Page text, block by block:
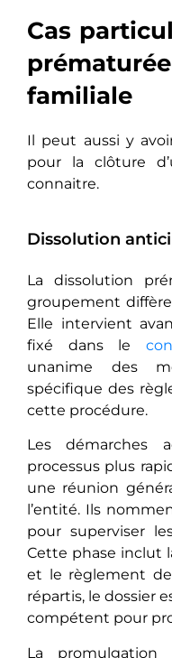
Cas
familiale
Il peut aussi y
pour la clôture
connaitre.
Dissolution
La dissolution
groupement diffère
Elle intervient
fixé dans le
unanime des
spécifique des
cette procédure.
Les démarches
processus plus
une réunion
l’entité. Ils
pour superviser
Cette phase inclut
et le règlement
répartis, le dossier
compétent pour
La promulgation